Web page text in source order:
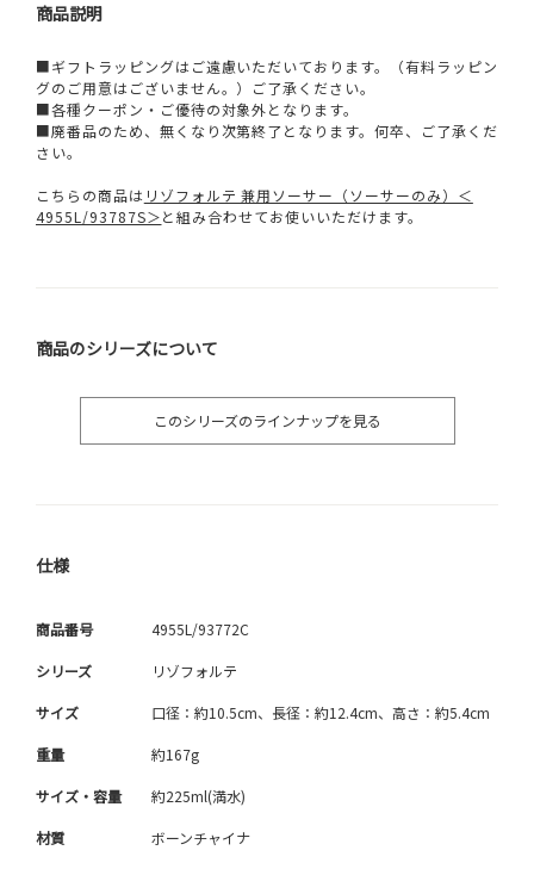
商品説明
■ギフトラッピングはご遠慮いただいております。（有料ラッピン
グのご用意はございません。）ご了承ください。
■各種クーポン・ご優待の対象外となります。
■廃番品のため、無くなり次第終了となります。何卒、ご了承くだ
さい。
こちらの商品は リゾフォルテ 兼用ソーサー（ソーサーのみ）＜
4955L/93787S＞と組み合わせてお使いいただけます。
商品のシリーズについて
このシリーズのラインナップを見る
仕様
商品番号 4955L/93772C
シリーズ リゾフォルテ
サイズ 口径：約10.5cm、長径：約12.4cm、高さ：約5.4cm
重量 約167g
サイズ・容量 約225ml(満水)
材質 ボーンチャイナ